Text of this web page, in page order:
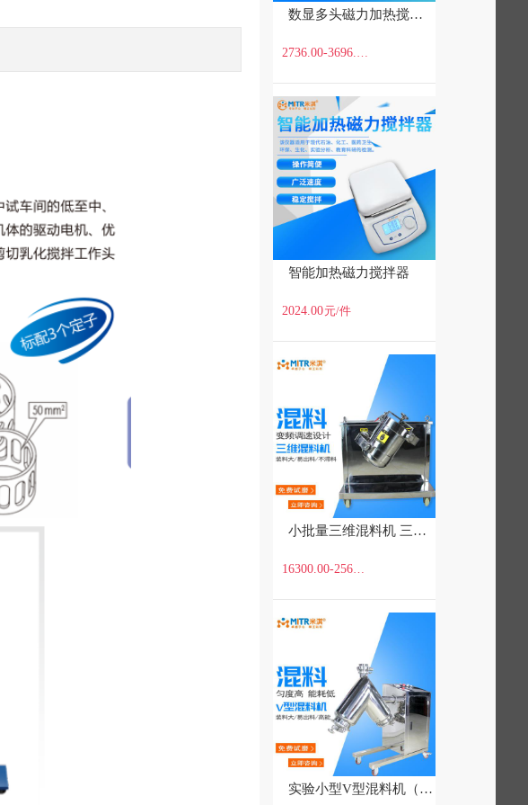
数显多头磁力加热搅拌器
2736.00-3696.00
智能加热磁力搅拌器
2024.00元/件
小批量三维混料机 三维混料机
16300.00-25600.00
实验小型V型混料机（5L-30L） V型混料机